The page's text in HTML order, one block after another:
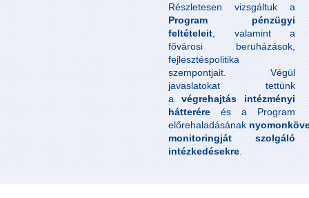
Részletesen vizsgáltuk a
Program pénzügyi
feltételeit , valamint a
fővárosi beruházások,
fejlesztéspolitika
szempontjait. Végül
javaslatokat tettünk
a végrehajtás intézményi
hátterére és a Program
előrehaladásának
monitoringját szolgáló
intézkedésekre